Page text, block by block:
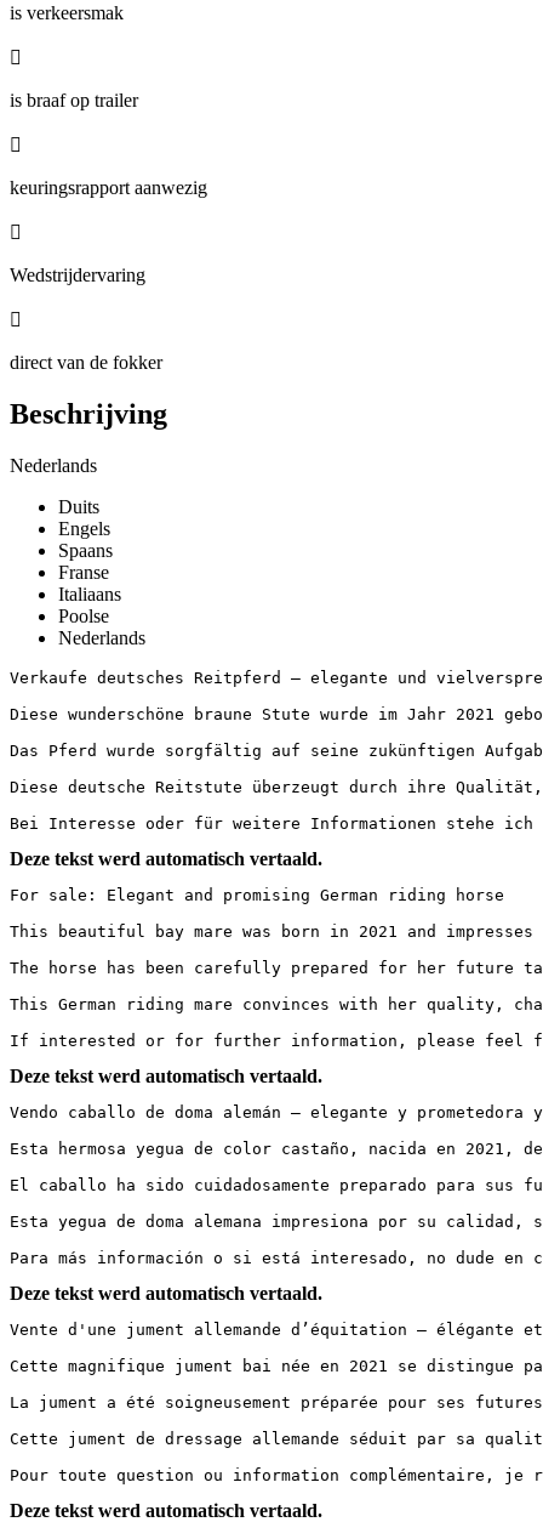
is verkeersmak

is braaf op trailer

keuringsrapport aanwezig

Wedstrijdervaring

direct van de fokker
Beschrijving
Nederlands
Duits
Engels
Spaans
Franse
Italiaans
Poolse
Nederlands
Verkaufe deutsches Reitpferd – elegante und
Diese wunderschöne braune Stute wurde im Jahr 2021
Das Pferd wurde sorgfältig auf seine zukünftigen
Diese deutsche Reitstute überzeugt durch ihre
Bei Interesse oder für weitere Informationen stehe ich
Deze tekst werd automatisch vertaald.
For sale: Elegant and promising German riding horse
This beautiful bay mare was born in 2021 and
The horse has been carefully prepared for her future
This German riding mare convinces with her quality,
If interested or for further information, please feel
Deze tekst werd automatisch vertaald.
Vendo caballo de doma alemán – elegante y prometedora
Esta hermosa yegua de color castaño, nacida en
El caballo ha sido cuidadosamente preparado para sus
Esta yegua de doma alemana impresiona por su
Para más información o si está interesado, no dude en
Deze tekst werd automatisch vertaald.
Vente d'une jument allemande d’équitation – élégante
Cette magnifique jument bai née en 2021 se
La jument a été soigneusement préparée pour ses
Cette jument de dressage allemande séduit par sa
Pour toute question ou information complémentaire,
Deze tekst werd automatisch vertaald.